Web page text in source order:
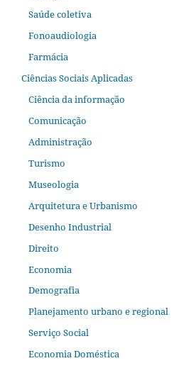
Saúde coletiva
Fonoaudiologia
Farmácia
Ciências Sociais Aplicadas
Ciência da informação
Comunicação
Administração
Turismo
Museologia
Arquitetura e Urbanismo
Desenho Industrial
Direito
Economia
Demografia
Planejamento urbano e regional
Serviço Social
Economia Doméstica